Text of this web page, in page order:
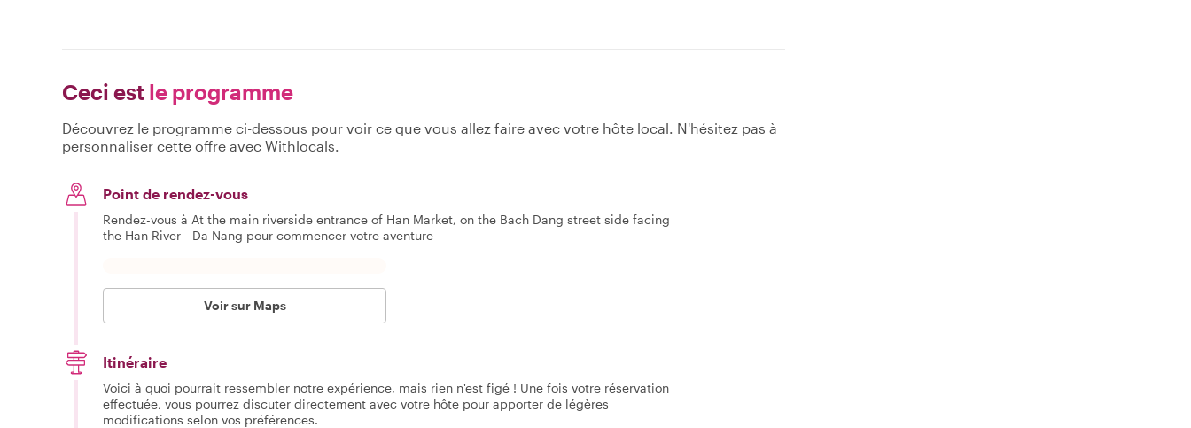
Ceci est le programme
Découvrez le programme ci-dessous pour voir ce que vous allez faire avec votre hôte local. N'hésitez pas à
personnaliser cette offre avec Withlocals.
Point de rendez-vous
Rendez-vous à At the main riverside entrance of Han Market, on the Bach Dang street side facing
the Han River - Da Nang pour commencer votre aventure
Voir sur Maps
Itinéraire
Voici à quoi pourrait ressembler notre expérience, mais rien n'est figé ! Une fois votre réservation
effectuée, vous pourrez discuter directement avec votre hôte pour apporter de légères
modifications selon vos préférences.